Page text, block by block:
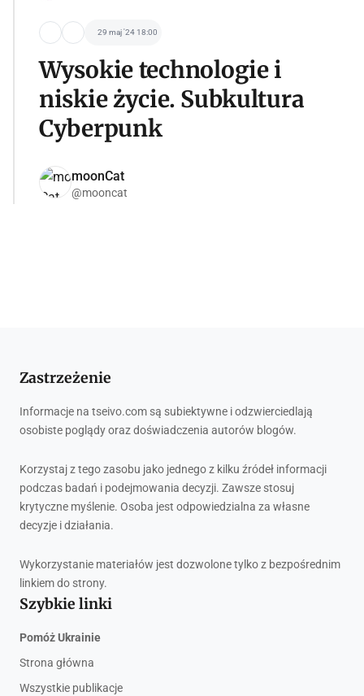
29 maj '24 18:00
Wysokie technologie i
niskie życie. Subkultura
Cyberpunk
moonCat
@mooncat
Zastrzeżenie
Informacje na tseivo.com są subiektywne i odzwierciedlają
osobiste poglądy oraz doświadczenia autorów blogów.
Korzystaj z tego zasobu jako jednego z kilku źródeł informacji
podczas badań i podejmowania decyzji. Zawsze stosuj
krytyczne myślenie. Osoba jest odpowiedzialna za własne
decyzje i działania.
Wykorzystanie materiałów jest dozwolone tylko z bezpośrednim
linkiem do strony.
Szybkie linki
Pomóż Ukrainie
Strona główna
Wszystkie publikacje